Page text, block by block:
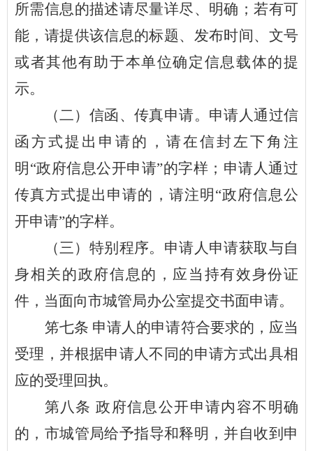
所需信息的描述请尽量详尽、明确；若有可
能，请提供该信息的标题、发布时间、文号
或者其他有助于本单位确定信息载体的提
示。
（二）信函、传真申请。申请人通过信
函方式提出申请的，请在信封左下角注
明 “政府信息公开申请”的字样；申请人通过
传真方式提出申请的，请注明“政府信息公
开申请”的字样。
（三）特别程序。申请人申请获取与自
身相关的政府信息的，应当持有效身份证
件，当面向市城管局办公室提交书面申请。
笫七条 申请人的申请符合要求的，应当
受理，并根据申请人不同的申请方式出具相
应的受理回执。
第八条 政府信息公开申请内容不明确
的，市城管局给予指导和释明，并自收到申